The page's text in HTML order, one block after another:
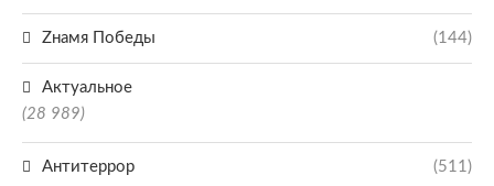
Zнамя Победы (144)
Актуальное
(28 989)
Антитеррор (511)